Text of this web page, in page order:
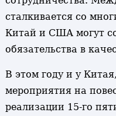
сталкивается со
Китай и США могут
обязательства в
В этом году и у
мероприятия на
реализации 15-го